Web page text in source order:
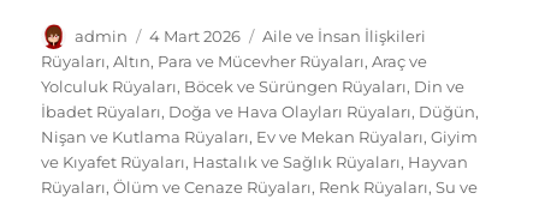
Yazar
admin
Yayın
tarihi
4 Mart 2026 Kategoriler
Aile ve İnsan İlişkileri
Rüyaları,Altın, Para ve Mücevher Rüyaları,Araç ve
Yolculuk Rüyaları, Böcek ve Sürüngen Rüyaları, Din ve
İbadet Rüyaları, Doğa ve Hava Olayları Rüyaları, Düğün,
Nişan ve Kutlama Rüyaları, Ev ve Mekan Rüyaları,Giyim
ve Kıyafet Rüyaları, Hastalık ve Sağlık Rüyaları, Hayvan
Rüyaları,Ölüm ve Cenaze Rüyaları, Renk Rüyaları,Su ve